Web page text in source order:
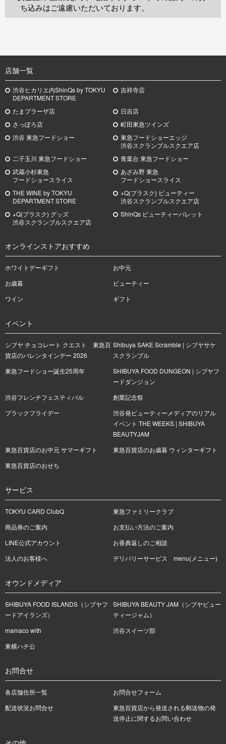
ち込みはご遠慮いただいております。
店舗一覧
渋谷ヒカリエ内ShinQs by TOKYU
DEPARTMENT STORE
吉祥寺店
たまプラーザ店
日吉店
さっぽろ店
町田東急ツインズ
渋谷 東急フードショー
東急フードショーエッジ
渋谷スクランブルスクエア店
二子玉川 東急フードショー
青葉台 東急フードショー
武蔵小杉東急
フードショースライス
あざみ野東急
フードショースライス
THE WINE by TOKYU
DEPARTMENT STORE
+Q(プラスク) ビューティー
渋谷スクランブルスクエア店
+Q(プラスク) グッズ
渋谷スクランブルスクエア店
ShinQs ビューティーパレット
オンラインストアおすすめ
ホワイトデーギフト
お中元
お歳暮
ビューティー
ワイン
ギフト
イベント
シブヤ チョコレート クエスト 東急百
貨店のバレンタインデー 2026
Shibuya SAKE Scramble | シブヤサケ
スクランブル
東急フードショー誕生25周年
SHIBUYA FOOD DUNGEON | シブヤフ
ードダンジョン
渋谷フレンチフェスティバル
創業記念祭
ブラックフライデー
渋谷発ビューティーメディアのリアル
イベント THE WEEKS | SHIBUYA
BEAUTYJAM
東急百貨店のお中元 サマーギフト
東急百貨店のお歳暮 ウィンターギフト
東急百貨店のおせち
サービス
TOKYU CARD ClubQ
東急ファミリークラブ
商品券のご案内
お支払い方法のご案内
LINE公式アカウント
お香典返しのご相談
法人のお客様へ
デリバリーサービス menu(メニュー)
オウンドメディア
SHIBUYA FOOD ISLANDS（シブヤフ
ードアイランズ）
SHIBUYA BEAUTY JAM（シブヤビュー
ティージャム）
mamaco with
渋谷スイーツ部
東横ハチ公
お問合せ
各店舗住所一覧
お問合せフォーム
配送状況お問合せ
東急百貨店から発送される郵送物の発
送停止に関するお問い合わせ